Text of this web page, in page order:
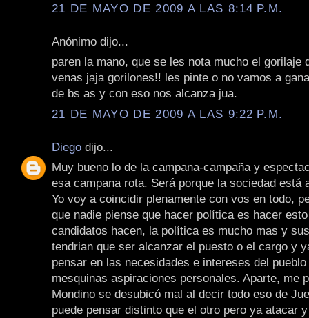
21 DE MAYO DE 2009 A LAS 8:14 P.M.
Anónimo dijo...
paren la mano, que se les nota mucho el gorilaje
venas jaja gorilones!! les pinte o no vamos a
de bs as y con eso nos alcanza jua.
21 DE MAYO DE 2009 A LAS 9:22 P.M.
Diego dijo...
Muy bueno lo de la campana-campaña y
esa campana rota. Será porque la sociedad está
Yo voy a coincidir plenamente con vos en todo,
que nadie piense que hacer política es hacer
candidatos hacen, la política es mucho mas y
tendrian que ser alcanzar el puesto o el cargo y
pensar en las necesidades e intereses del
mesquinas aspiraciones personales. Aparte, me
Mondino se desubicó mal al decir todo eso de
puede pensar distinto que el otro pero ya atacar